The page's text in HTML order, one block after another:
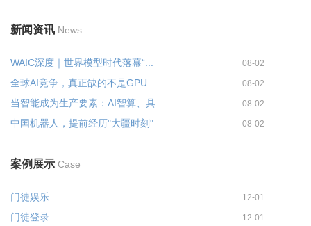
新闻资讯 News
WAIC深度｜世界模型时代落幕“... 08-02
全球AI竞争，真正缺的不是GPU... 08-02
当智能成为生产要素：AI智算、具... 08-02
中国机器人，提前经历"大疆时刻" 08-02
案例展示 Case
门徒娱乐 12-01
门徒登录 12-01